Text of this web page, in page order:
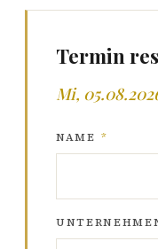
Termin
Mi,
NAME *